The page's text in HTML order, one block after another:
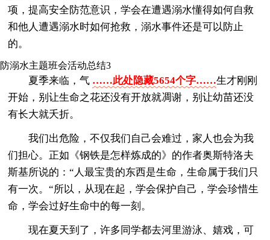
项，提高安全防范意识，学会在遭遇溺水懂得如何自救
和他人遭遇溺水时如何抢救，溺水事件还是可以防止
的。
防溺水主题班会活动总结3
夏季来临，气 ……此处隐藏5654个字……生才刚刚
开始，别让生命之花还没有开放就凋谢，别让幼苗还没
有长大就夭折。
我们出危险，不仅我们自己会难过，家人也会为我
们担心。正如《钢铁是怎样炼成的》的作者奥斯特洛夫
斯基所说的：“人最宝贵的东西是生命，生命属于我们只
有一次。“所以，从现在起，学会保护自己，学会珍惜生
命，学会过好生命中的每一刻。
现在夏天到了，许多同学都去河里游泳、嬉戏，可